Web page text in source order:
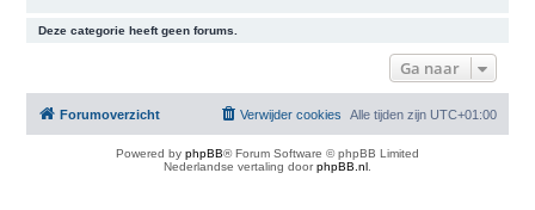
Deze categorie heeft geen forums.
Ga naar
Forumoverzicht Alle tijden zijn UTC+01:00
Verwijder cookies
Powered by phpBB® Forum Software © phpBB Limited
Nederlandse vertaling doorphpBB.nl